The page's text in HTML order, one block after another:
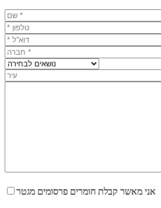
אני מאשר קבלת חומרים פרסומים מגטר